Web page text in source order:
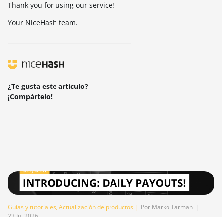
Thank you for using our service!
Your NiceHash team.
¿Te gusta este artículo?
¡Compártelo!
Guías y tutoriales, Actualización de productos | Por Marko Tarman |